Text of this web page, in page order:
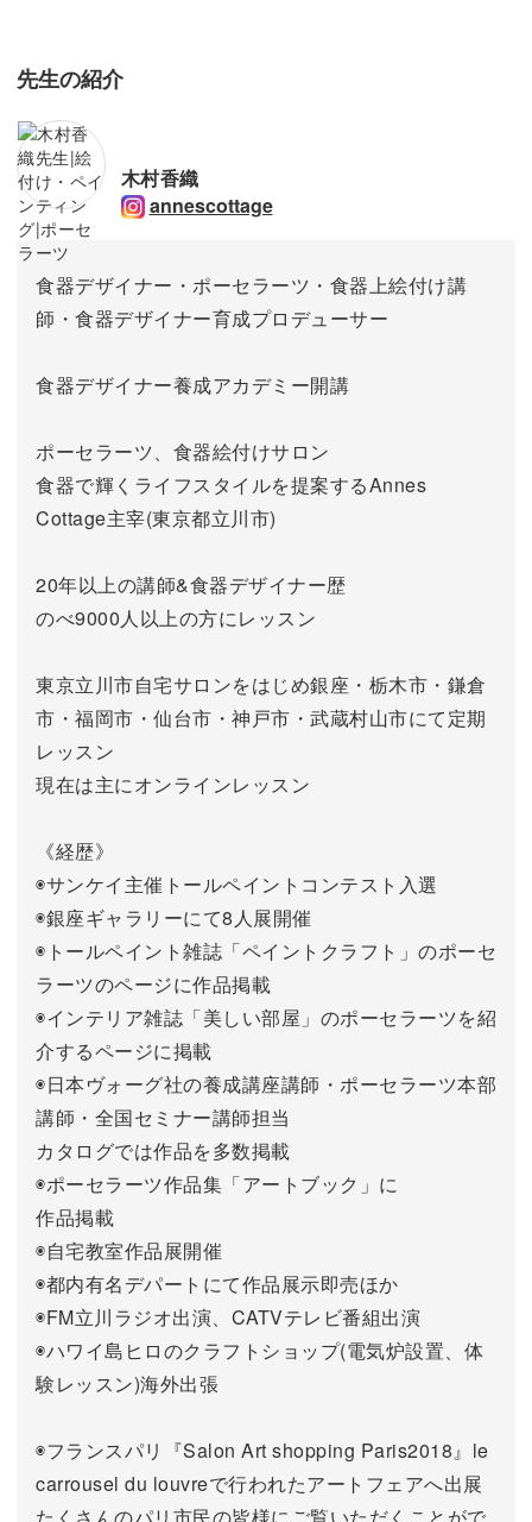
先生の紹介
木村香織
annescottage
食器デザイナー・ポーセラーツ・食器上絵付け講
師・食器デザイナー育成プロデューサー
食器デザイナー養成アカデミー開講
ポーセラーツ、食器絵付けサロン
食器で輝くライフスタイルを提案するAnnes
Cottage主宰(東京都立川市)
20年以上の講師&食器デザイナー歴
のべ9000人以上の方にレッスン
東京立川市自宅サロンをはじめ銀座・栃木市・鎌倉
市・福岡市・仙台市・神戸市・武蔵村山市にて定期
レッスン
現在は主にオンラインレッスン
《経歴》
◉サンケイ主催トールペイントコンテスト入選
◉銀座ギャラリーにて8人展開催
◉トールペイント雑誌「ペイントクラフト」のポーセ
ラーツのページに作品掲載
◉インテリア雑誌「美しい部屋」のポーセラーツを紹
介するページに掲載
◉日本ヴォーグ社の養成講座講師・ポーセラーツ本部
講師・全国セミナー講師担当
カタログでは作品を多数掲載
◉ポーセラーツ作品集「アートブック」に
作品掲載
◉自宅教室作品展開催
◉都内有名デパートにて作品展示即売ほか
◉FM立川ラジオ出演、CATVテレビ番組出演
◉ハワイ島ヒロのクラフトショップ(電気炉設置、体
験レッスン)海外出張
◉フランスパリ『Salon Art shopping Paris2018』le
carrousel du louvreで行われたアートフェアへ出展